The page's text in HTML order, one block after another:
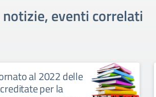
eventi correlati
al 2022 delle
per la